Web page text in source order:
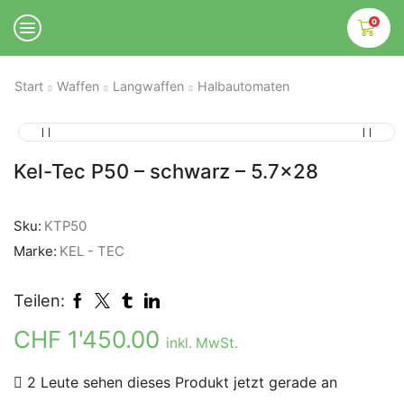
0
Start Waffen Langwaffen Halbautomaten
Kel-Tec P50 – schwarz – 5.7×28
Sku: KTP50
Marke: KEL - TEC
Teilen:
CHF 1'450.00 inkl. MwSt.
2 Leute sehen dieses Produkt jetzt gerade an